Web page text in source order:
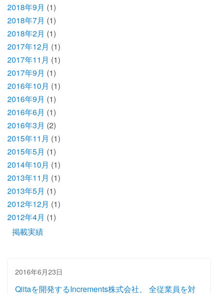
2018年9月 (1)
2018年7月 (1)
2018年2月 (1)
2017年12月 (1)
2017年11月 (1)
2017年9月 (1)
2016年10月 (1)
2016年9月 (1)
2016年6月 (1)
2016年3月 (2)
2015年11月 (1)
2015年5月 (1)
2014年10月 (1)
2013年11月 (1)
2013年5月 (1)
2012年12月 (1)
2012年4月 (1)
掲載実績
2016年6月23日
Qiitaを開発するIncrements株式会社、 全従業員を対